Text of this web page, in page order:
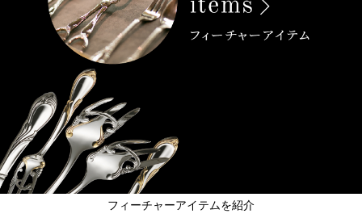
フィーチャーアイテムを紹介